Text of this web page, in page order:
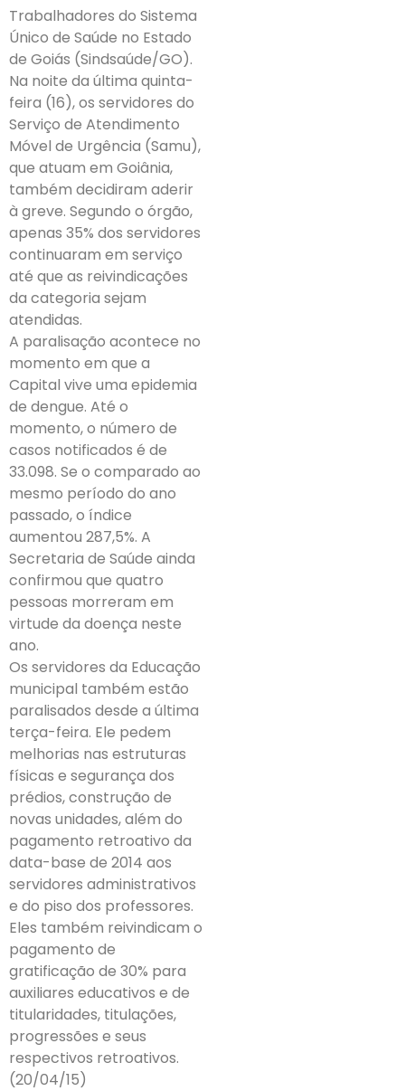
Trabalhadores do Sistema
Único de Saúde no Estado
de Goiás (Sindsaúde/GO).
Na noite da última quinta-
feira (16), os servidores do
Serviço de Atendimento
Móvel de Urgência (Samu),
que atuam em Goiânia,
também decidiram aderir
à greve. Segundo o órgão,
apenas 35% dos servidores
continuaram em serviço
até que as reivindicações
da categoria sejam
atendidas.
A paralisação acontece no
momento em que a
Capital vive uma epidemia
de dengue. Até o
momento, o número de
casos notificados é de
33.098. Se o comparado ao
mesmo período do ano
passado, o índice
aumentou 287,5%. A
Secretaria de Saúde ainda
confirmou que quatro
pessoas morreram em
virtude da doença neste
ano.
Os servidores da Educação
municipal também estão
paralisados desde a última
terça-feira. Ele pedem
melhorias nas estruturas
físicas e segurança dos
prédios, construção de
novas unidades, além do
pagamento retroativo da
data-base de 2014 aos
servidores administrativos
e do piso dos professores.
Eles também reivindicam o
pagamento de
gratificação de 30% para
auxiliares educativos e de
titularidades, titulações,
progressões e seus
respectivos retroativos.
(20/04/15)